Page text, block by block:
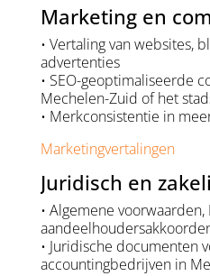
Marketing en
• Vertaling van websites,
advertenties
• SEO-geoptimaliseerde
Mechelen-Zuid of het
• Merkconsistentie in
Marketingvertalingen
Juridisch en
• Algemene voorwaarden,
• Juridische documenten
accountingbedrijven in